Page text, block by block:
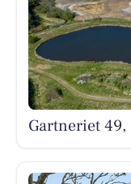
Gartneriet